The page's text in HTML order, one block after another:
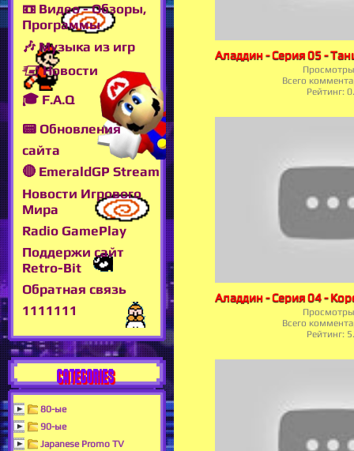
📼 Видео - Обзоры,
Программы
🎶 Музыка из игр
🖅 Новости
🎓 F.A.Q
📟 Обновления
сайта
🔴 EmeraldGP Stream
Новости Игрового
Мира
Radio GamePlay
Поддержи сайт
Retro-Bit
Обратная связь
1111111
CATEGORIES
80-ые
90-ые
Japanese Promo TV
Всего
Рейтинг:
Всего
Рейтинг: